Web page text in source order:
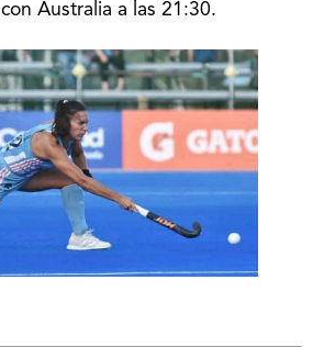
con Australia a las 21:30.